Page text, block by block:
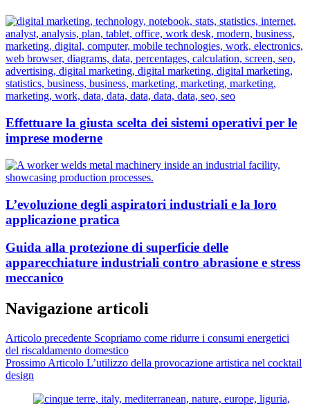
Effettuare la giusta scelta dei sistemi operativi per le
imprese moderne
L’evoluzione degli aspiratori industriali e la loro
applicazione pratica
Guida alla protezione di superficie delle
apparecchiature industriali contro abrasione e stress
meccanico
Navigazione articoli
Articolo precedente Scopriamo come ridurre i consumi energetici
del riscaldamento domestico
Prossimo Articolo L’utilizzo della provocazione artistica nel cocktail
design